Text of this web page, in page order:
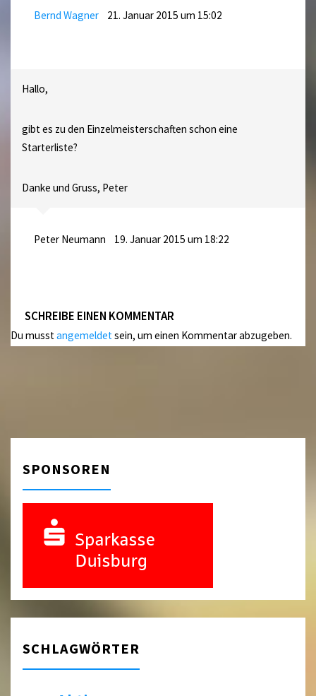
Bernd Wagner 21. Januar 2015 um 15:02
Hallo,
gibt es zu den Einzelmeisterschaften schon eine
Starterliste?
Danke und Gruss, Peter
Peter Neumann 19. Januar 2015 um 18:22
SCHREIBE EINEN KOMMENTAR
Du musstangemeldet sein, um einen Kommentar abzugeben.
SPONSOREN
SCHLAGWÖRTER